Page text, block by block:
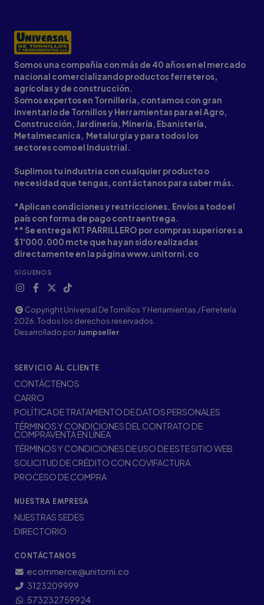
Somos una compañía con más de 40 años en el mercado
nacional comercializando productos ferreteros,
agrícolas y de construcción.
Somos expertos en Tornilleria, contamos con gran
inventario de Tornillos y Herramientas para el Agro,
Construcción, Jardinería, Minería, Ebanistería,
Metalmecanica, Metalurgia y para todos los
sectores como el Industrial.
Suplimos tu industria con cualquier producto o
necesidad que tengas, contáctanos para saber más.
*Aplican condiciones y restricciones. Envíos a todo el
país con forma de pago contraentrega.
** Se entrega KIT PARRILLERO por compras superiores a
$1'000.000 mcte que hayan sido realizadas
directamente en la página www.unitorni.co
SÍGUENOS
Copyright Universal De Tornillos Y Herramientas / Ferretería
2026. Todos los derechos reservados.
Desarrollado porJumpseller
SERVICIO AL CLIENTE
CONTÁCTENOS
CARRO
POLÍTICA DE TRATAMIENTO DE DATOS PERSONALES
TÉRMINOS Y CONDICIONES DEL CONTRATO DE
COMPRAVENTA EN LÍNEA
TÉRMINOS Y CONDICIONES DE USO DE ESTE SITIO WEB
SOLICITUD DE CRÉDITO CON COVIFACTURA
PROCESO DE COMPRA
NUESTRA EMPRESA
NUESTRAS SEDES
DIRECTORIO
CONTÁCTANOS
ecommerce@unitorni.co
3123209999
573232759924